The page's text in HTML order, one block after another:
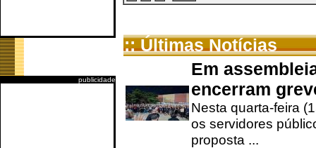
publicidade
:: Últimas Notícias
Em
encerram
Nesta quarta-feira
os servidores
proposta ...